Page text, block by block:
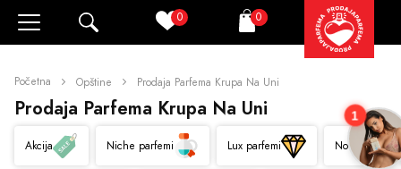
0 Korpa
0
Početna Opštine Prodaja Parfema Krupa Na Uni
Prodaja Parfema Krupa Na Uni
Akcija Niche parfemi Lux parfemi Novo
1